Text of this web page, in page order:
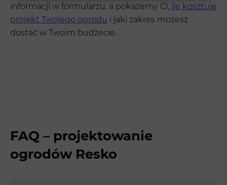
informacji w formularzu, a pokażemy Ci, ile kosztuje
projekt Twojego ogrodu i jaki zakres możesz
dostać w Twoim budżecie.
FAQ – projektowanie
ogrodów Resko